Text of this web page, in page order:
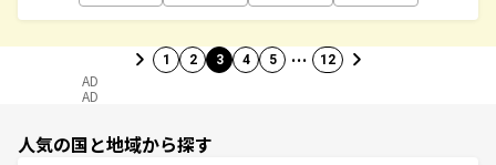
1 2 3 4 5 … 12
AD
AD
人気の国と地域から探す